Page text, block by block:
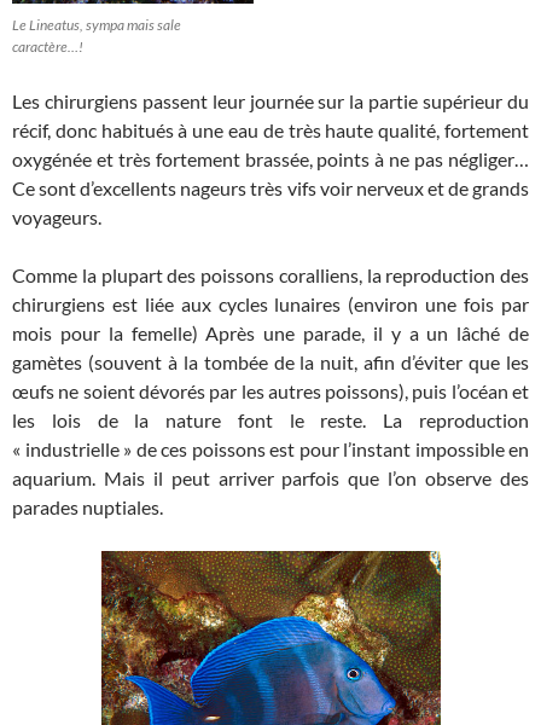
Le Lineatus, sympa mais sale
caractère…!
Les chirurgiens passent leur journée sur la partie supérieur du
récif, donc habitués à une eau de très haute qualité, fortement
oxygénée et très fortement brassée, points à ne pas négliger…
Ce sont d’excellents nageurs très vifs voir nerveux et de grands
voyageurs.
Comme la plupart des poissons coralliens, la reproduction des
chirurgiens est liée aux cycles lunaires (environ une fois par
mois pour la femelle) Après une parade, il y a un lâché de
gamètes (souvent à la tombée de la nuit, afin d’éviter que les
œufs ne soient dévorés par les autres poissons), puis l’océan et
les lois de la nature font le reste. La reproduction
« industrielle » de ces poissons est pour l’instant impossible en
aquarium. Mais il peut arriver parfois que l’on observe des
parades nuptiales.